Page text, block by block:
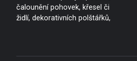
čalounění pohovek, křesel či
židlí, dekorativních polštářků,